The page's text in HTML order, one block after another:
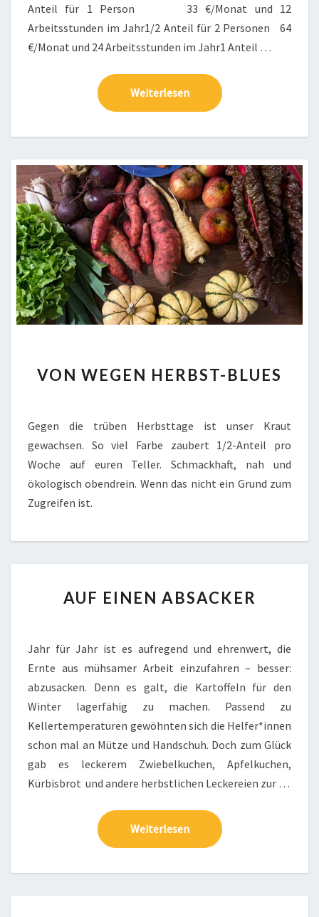
Anteil für 1 Person 33 €/Monat und 12
Arbeitsstunden im Jahr1/2 Anteil für 2 Personen 64
€/Monat und 24 Arbeitsstunden im Jahr1 Anteil …
WeiterlesenWeiterlesen
WEGEN
VON WEGEN HERBST-BLUES
Gegen die trüben Herbsttage ist unser Kraut
gewachsen. So viel Farbe zaubert 1/2-Anteil pro
Woche auf euren Teller. Schmackhaft, nah und
ökologisch obendrein. Wenn das nicht ein Grund zum
Zugreifen ist.
EINEN
AUF EINEN ABSACKER
Jahr für Jahr ist es aufregend und ehrenwert, die
Ernte aus mühsamer Arbeit einzufahren – besser:
abzusacken. Denn es galt, die Kartoffeln für den
Winter lagerfähig zu machen. Passend zu
Kellertemperaturen gewöhnten sich die Helfer*innen
schon mal an Mütze und Handschuh. Doch zum Glück
gab es leckerem Zwiebelkuchen, Apfelkuchen,
Kürbisbrot und andere herbstlichen Leckereien zur …
WeiterlesenWeiterlesen